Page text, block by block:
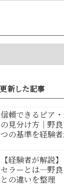
新した記事
信頼できるピア
の見分け方｜野
つの基準を経験
【経験者が解説
セラーとは―野
との違いを整理